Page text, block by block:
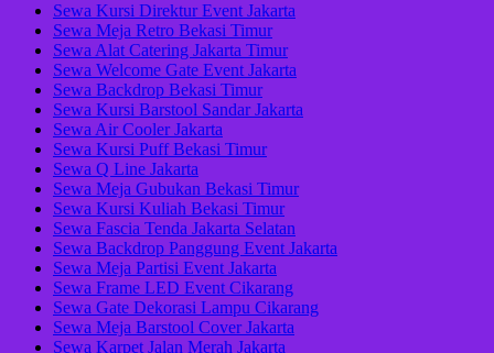
Sewa Kursi Direktur Event Jakarta
Sewa Meja Retro Bekasi Timur
Sewa Alat Catering Jakarta Timur
Sewa Welcome Gate Event Jakarta
Sewa Backdrop Bekasi Timur
Sewa Kursi Barstool Sandar Jakarta
Sewa Air Cooler Jakarta
Sewa Kursi Puff Bekasi Timur
Sewa Q Line Jakarta
Sewa Meja Gubukan Bekasi Timur
Sewa Kursi Kuliah Bekasi Timur
Sewa Fascia Tenda Jakarta Selatan
Sewa Backdrop Panggung Event Jakarta
Sewa Meja Partisi Event Jakarta
Sewa Frame LED Event Cikarang
Sewa Gate Dekorasi Lampu Cikarang
Sewa Meja Barstool Cover Jakarta
Sewa Karpet Jalan Merah Jakarta